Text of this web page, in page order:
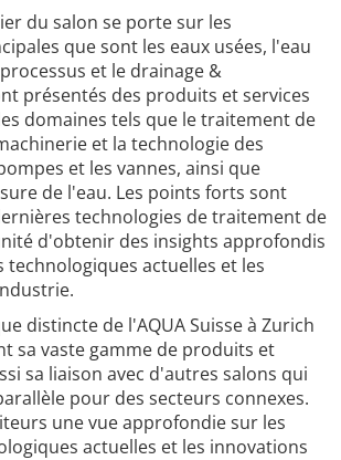
du salon se porte sur les
que sont les eaux usées, l'eau
et le drainage &
présentés des produits et services
domaines tels que le traitement de
et la technologie des
et les vannes, ainsi que
de l'eau. Les points forts sont
technologies de traitement de
d'obtenir des insights approfondis
technologiques actuelles et les
distincte de l'AQUA Suisse à Zurich
sa vaste gamme de produits et
sa liaison avec d'autres salons qui
pour des secteurs connexes.
une vue approfondie sur les
actuelles et les innovations